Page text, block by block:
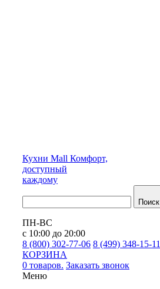
Кухни Mall Комфорт,
доступный
каждому
Поиск
ПН-ВС
с 10:00 до 20:00
8 (800) 302-77-06 8 (499) 348-15-11
КОРЗИНА
0 товаров. Заказать звонок
Меню